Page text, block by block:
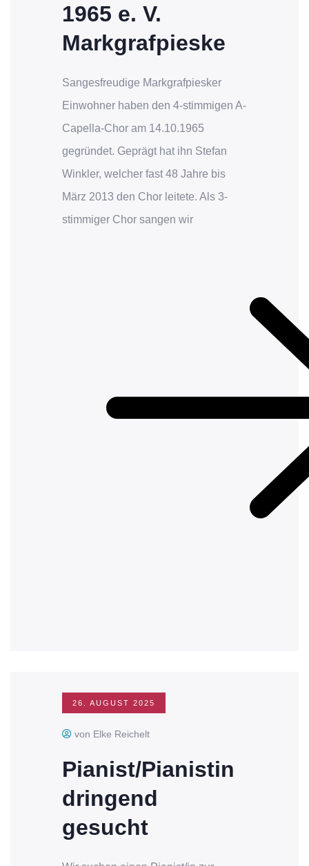
1965 e. V.
Markgrafpieske
Sangesfreudige Markgrafpiesker
Einwohner haben den 4-stimmigen A-
Capella-Chor am 14.10.1965
gegründet. Geprägt hat ihn Stefan
Winkler, welcher fast 48 Jahre bis
März 2013 den Chor leitete. Als 3-
stimmiger Chor sangen wir
26. AUGUST 2025
von Elke Reichelt
Pianist/Pianistin
dringend
gesucht